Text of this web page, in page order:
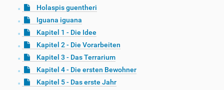
Holaspis guentheri
Iguana iguana
Kapitel 1 - Die Idee
Kapitel 2 - Die Vorarbeiten
Kapitel 3 - Das Terrarium
Kapitel 4 - Die ersten Bewohner
Kapitel 5 - Das erste Jahr